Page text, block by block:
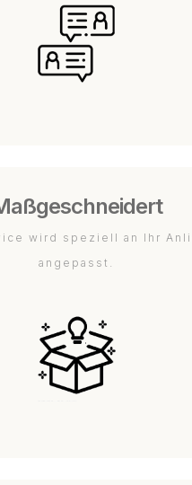
wird speziell an Ihr
angepasst.